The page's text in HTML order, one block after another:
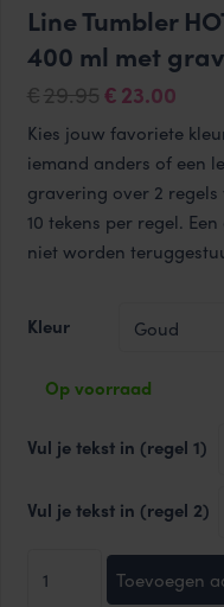
Line Tumbler
400 ml met
€29.95
prijs
was:
€29.95.
€ 23.00
prijs
Kies jouw favoriete
iemand anders of een
gravering over 2
10 tekens per regel.
niet worden
Kleur
Op voorraad
Vul je tekst in (regel 1)
Vul je tekst in (regel 2)
Tumbler
Toevoegen